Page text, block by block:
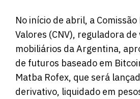
No início de abril, a
Valores (CNV), reguladora de
mobiliários da Argentina,
de futuros baseado em
Matba Rofex, que será
derivativo, liquidado em